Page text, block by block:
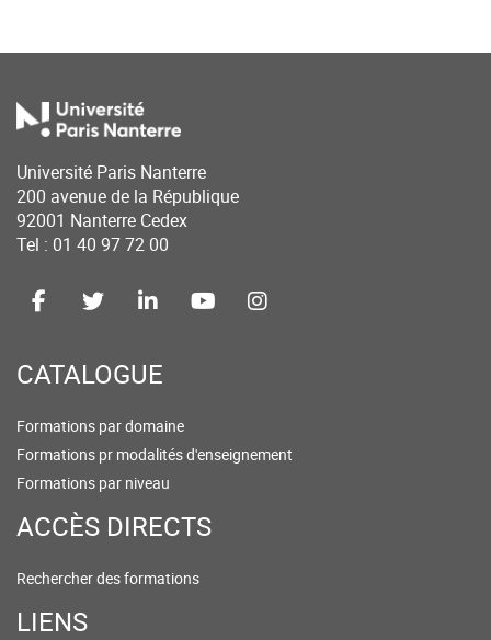
Université Paris Nanterre
200 avenue de la République
92001 Nanterre Cedex
Tel : 01 40 97 72 00
CATALOGUE
Formations par domaine
Formations pr modalités d'enseignement
Formations par niveau
ACCÈS DIRECTS
Rechercher des formations
LIENS